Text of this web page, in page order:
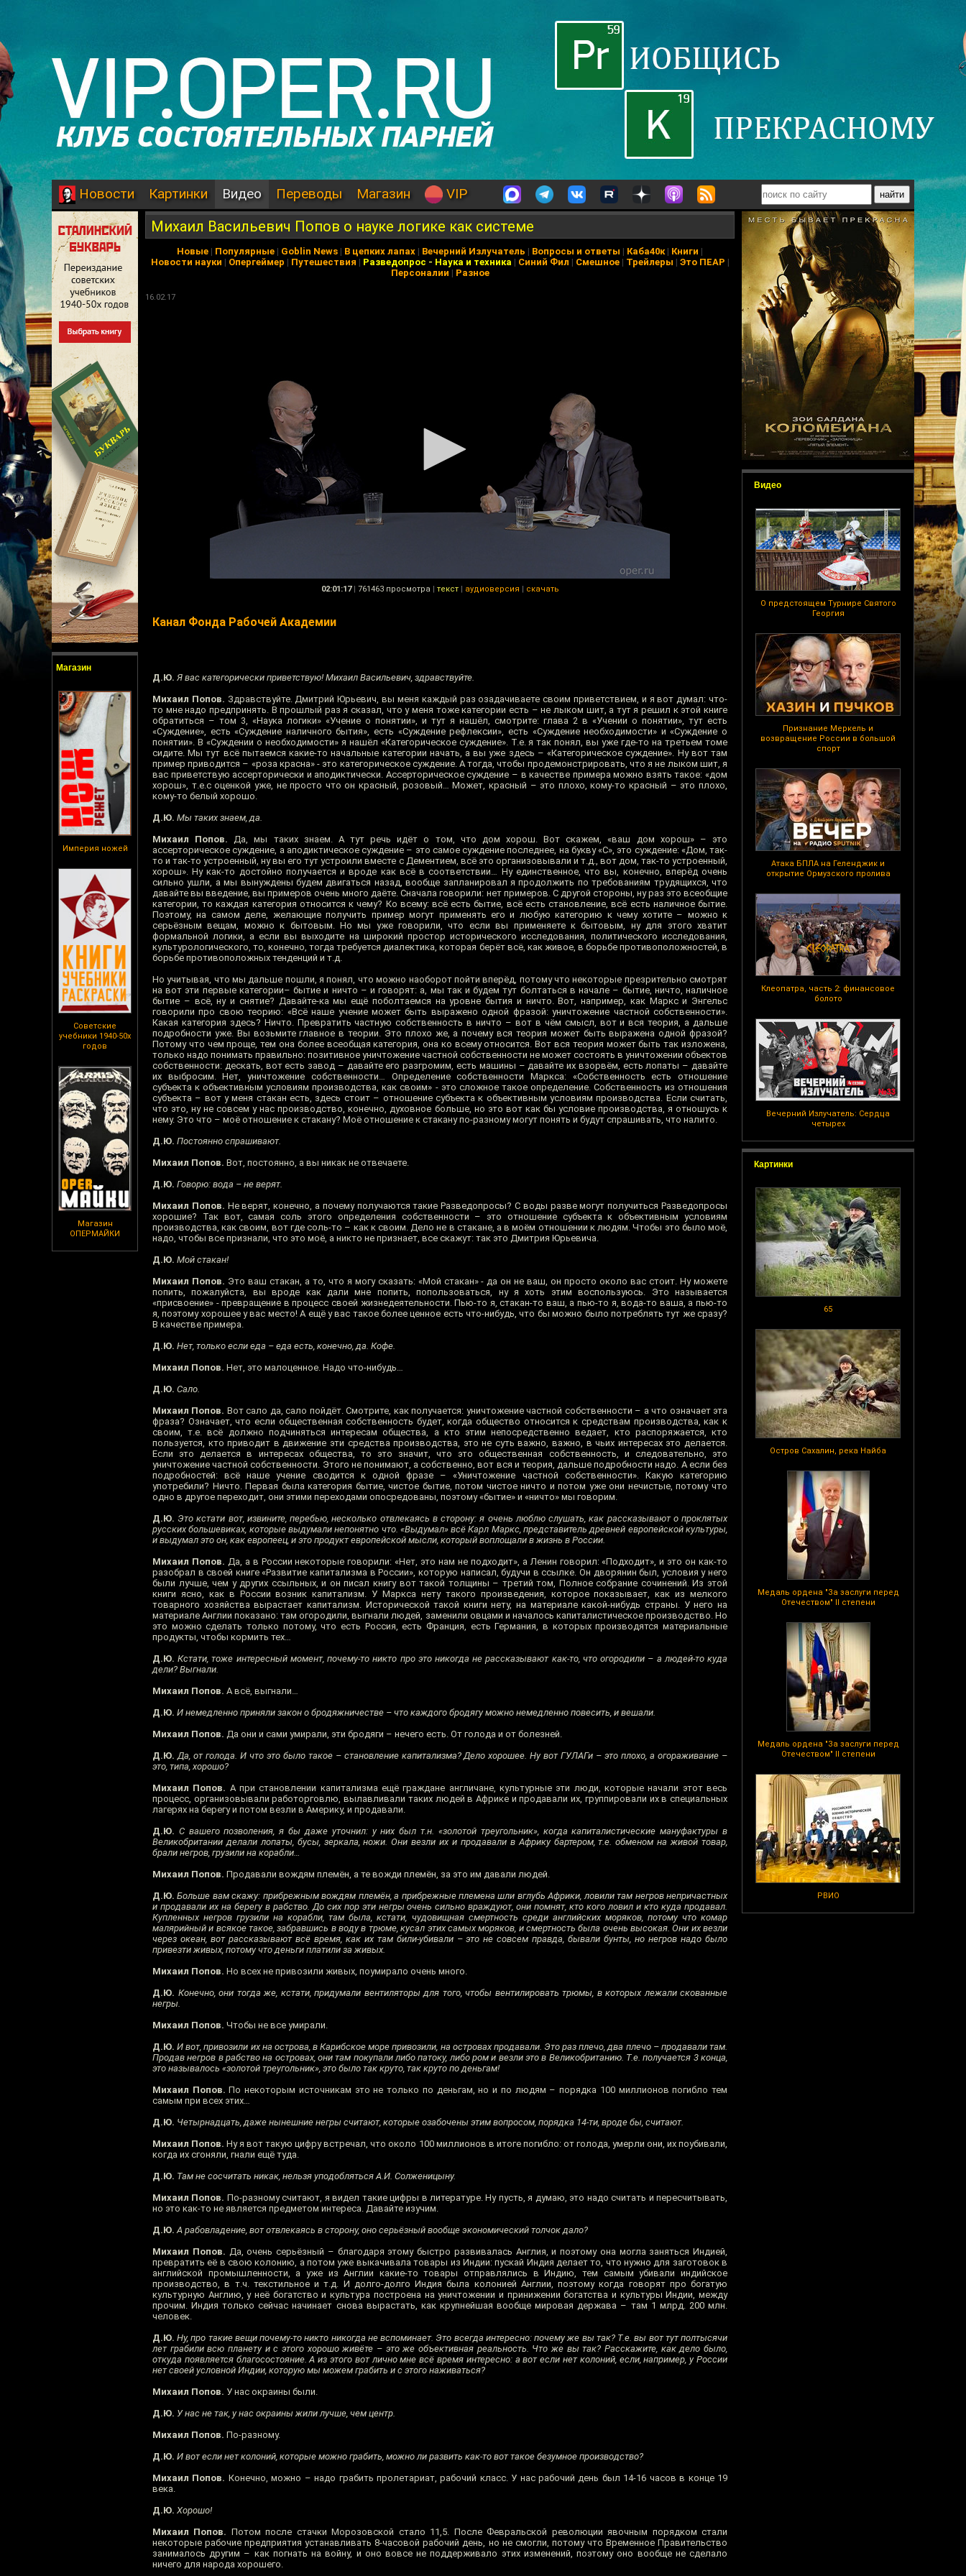
Новости Картинки Видео Переводы Магазин VIP
Магазин
Империя ножей
Советские
учебники 1940-50х
годов
Магазин
ОПЕРМАЙКИ
Видео
О предстоящем Турнире Святого
Георгия
Признание Меркель и
возвращение России в большой
спорт
Атака БПЛА на Геленджик и
открытие Ормузского пролива
Клеопатра, часть 2: финансовое
болото
Вечерний Излучатель: Сердца
четырех
Картинки
65
Остров Сахалин, река Найба
Медаль ордена "За заслуги перед
Отечеством" II степени
Медаль ордена "За заслуги перед
Отечеством" II степени
РВИО
Михаил Васильевич Попов о науке логике как системе
Новые | Популярные | Goblin News | В цепких лапах | Вечерний Излучатель | Вопросы и ответы | Каба40к| Книги |
Новости науки | Опергеймер | Путешествия | Разведопрос - Наука и техника | Синий Фил | Смешное| Трейлеры | Это ПЕАР |
Персоналии | Разное
16.02.17
02:01:17 | 761463 просмотра | текст | аудиоверсия | скачать
Канал Фонда Рабочей Академии
Д.Ю. Я вас категорически приветствую! Михаил Васильевич, здравствуйте.
Михаил Попов. Здравствуйте. Дмитрий Юрьевич, вы меня каждый раз озадачиваете своим приветствием, и я вот думал: что-
то мне надо предпринять. В прошлый раз я сказал, что у меня тоже категории есть – не лыком шит, а тут я решил к этой книге
обратиться – том 3, «Наука логики» «Учение о понятии», и тут я нашёл, смотрите: глава 2 в «Учении о понятии», тут есть
«Суждение», есть «Суждение наличного бытия», есть «Суждение рефлексии», есть «Суждение необходимости» и «Суждение о
понятии». В «Суждении о необходимости» я нашёл «Категорическое суждение». Т.е. я так понял, вы уже где-то на третьем томе
сидите. Мы тут всё пытаемся какие-то начальные категории начать, а вы уже здесь – «Категорическое суждение». Ну вот там
пример приводится – «роза красна» - это категорическое суждение. А тогда, чтобы продемонстрировать, что я не лыком шит, я
вас приветствую ассерторически и аподиктически. Ассерторическое суждение – в качестве примера можно взять такое: «дом
хорош», т.е.с оценкой уже, не просто что он красный, розовый… Может, красный – это плохо, кому-то красный – это плохо,
кому-то белый хорошо.
Д.Ю. Мы таких знаем, да.
Михаил Попов. Да, мы таких знаем. А тут речь идёт о том, что дом хорош. Вот скажем, «ваш дом хорош» – это
ассерторическое суждение, а аподиктическое суждение – это самое суждение последнее, на букву «С», это суждение: «Дом, так-
то и так-то устроенный, ну вы его тут устроили вместе с Дементием, всё это организовывали и т.д., вот дом, так-то устроенный,
хорош». Ну как-то достойно получается и вроде как всё в соответствии… Ну единственное, что вы, конечно, вперёд очень
сильно ушли, а мы вынуждены будем двигаться назад, вообще запланировал я продолжить по требованиям трудящихся, что
давайте вы введение, вы примеров очень много даёте. Сначала говорили: нет примеров. С другой стороны, ну раз это всеобщие
категории, то каждая категория относится к чему? Ко всему: всё есть бытие, всё есть становление, всё есть наличное бытие.
Поэтому, на самом деле, желающие получить пример могут применять его и любую категорию к чему хотите – можно к
серьёзным вещам, можно к бытовым. Но мы уже говорили, что если вы применяете к бытовым, ну для этого хватит
формальной логики, а если вы выходите на широкий простор исторического исследования, политического исследования,
культурологического, то, конечно, тогда требуется диалектика, которая берёт всё, как живое, в борьбе противоположностей, в
борьбе противоположных тенденций и т.д.
Но учитывая, что мы дальше пошли, я понял, что можно наоборот пойти вперёд, потому что некоторые презрительно смотрят
на вот эти первые категории– бытие и ничто – и говорят: а, мы так и будем тут болтаться в начале – бытие, ничто, наличное
бытие – всё, ну и снятие? Давайте-ка мы ещё поболтаемся на уровне бытия и ничто. Вот, например, как Маркс и Энгельс
говорили про свою теорию: «Всё наше учение может быть выражено одной фразой: уничтожение частной собственности».
Какая категория здесь? Ничто. Превратить частную собственность в ничто – вот в чём смысл, вот и вся теория, а дальше
подробности уже. Вы возьмите главное в теории. Это плохо же, а почему вся теория может быть выражена одной фразой?
Потому что чем проще, тем она более всеобщая категория, она ко всему относится. Вот вся теория может быть так изложена,
только надо понимать правильно: позитивное уничтожение частной собственности не может состоять в уничтожении объектов
собственности: дескать, вот есть завод – давайте его разгромим, есть машины – давайте их взорвём, есть лопаты – давайте
их выбросим. Нет, уничтожение собственности… Определение собственности Маркса: «Собственность есть отношение
субъекта к объективным условиям производства, как своим» - это сложное такое определение. Собственность из отношения
субъекта – вот у меня стакан есть, здесь стоит – отношение субъекта к объективным условиям производства. Если считать,
что это, ну не совсем у нас производство, конечно, духовное больше, но это вот как бы условие производства, я отношусь к
нему. Это что – моё отношение к стакану? Моё отношение к стакану по-разному могут понять и будут спрашивать, что налито.
Д.Ю. Постоянно спрашивают.
Михаил Попов. Вот, постоянно, а вы никак не отвечаете.
Д.Ю. Говорю: вода – не верят.
Михаил Попов. Не верят, конечно, а почему получаются такие Разведопросы? С воды разве могут получиться Разведопросы
хорошие? Так вот, самая соль этого определения собственности – это отношение субъекта к объективным условиям
производства, как своим, вот где соль-то – как к своим. Дело не в стакане, а в моём отношении к людям. Чтобы это было моё,
надо, чтобы все признали, что это моё, а никто не признает, все скажут: так это Дмитрия Юрьевича.
Д.Ю. Мой стакан!
Михаил Попов. Это ваш стакан, а то, что я могу сказать: «Мой стакан» - да он не ваш, он просто около вас стоит. Ну можете
попить, пожалуйста, вы вроде как дали мне попить, попользоваться, ну я хоть этим воспользуюсь. Это называется
«присвоение» - превращение в процесс своей жизнедеятельности. Пью-то я, стакан-то ваш, а пью-то я, вода-то ваша, а пью-то
я, поэтому хорошее у вас место! А ещё у вас такое более ценное есть что-нибудь, что бы можно было потреблять тут же сразу?
В качестве примера.
Д.Ю. Нет, только если еда – еда есть, конечно, да. Кофе.
Михаил Попов. Нет, это малоценное. Надо что-нибудь…
Д.Ю. Сало.
Михаил Попов. Вот сало да, сало пойдёт. Смотрите, как получается: уничтожение частной собственности – а что означает эта
фраза? Означает, что если общественная собственность будет, когда общество относится к средствам производства, как к
своим, т.е. всё должно подчиняться интересам общества, а кто этим непосредственно ведает, кто распоряжается, кто
пользуется, кто приводит в движение эти средства производства, это не суть важно, важно, в чьих интересах это делается.
Если это делается в интересах общества, то это значит, что это общественная собственность, и следовательно, это
уничтожение частной собственности. Этого не понимают, а собственно, вот вся и теория, дальше подробности надо. А если без
подробностей: всё наше учение сводится к одной фразе – «Уничтожение частной собственности». Какую категорию
употребили? Ничто. Первая была категория бытие, чистое бытие, потом чистое ничто и потом уже они нечистые, потому что
одно в другое переходит, они этими переходами опосредованы, поэтому «бытие» и «ничто» мы говорим.
Д.Ю. Это кстати вот, извините, перебью, несколько отвлекаясь в сторону: я очень люблю слушать, как рассказывают о проклятых
русских большевиках, которые выдумали непонятно что. «Выдумал» всё Карл Маркс, представитель древней европейской культуры,
и выдумал это он, как европеец, и это продукт европейской мысли, который воплощали в жизнь в России.
Михаил Попов. Да, а в России некоторые говорили: «Нет, это нам не подходит», а Ленин говорил: «Подходит», и это он как-то
разобрал в своей книге «Развитие капитализма в России», которую написал, будучи в ссылке. Он дворянин был, условия у него
были лучше, чем у других ссыльных, и он писал книгу вот такой толщины – третий том, Полное собрание сочинений. Из этой
книги ясно, как в России возник капитализм. У Маркса нету такого произведения, которое показывает, как из мелкого
товарного хозяйства вырастает капитализм. Исторической такой книги нету, на материале какой-нибудь страны. У него на
материале Англии показано: там огородили, выгнали людей, заменили овцами и началось капиталистическое производство. Но
это можно сделать только потому, что есть Россия, есть Франция, есть Германия, в которых производятся материальные
продукты, чтобы кормить тех…
Д.Ю. Кстати, тоже интересный момент, почему-то никто про это никогда не рассказывают как-то, что огородили – а людей-то куда
дели? Выгнали.
Михаил Попов. А всё, выгнали…
Д.Ю. И немедленно приняли закон о бродяжничестве – что каждого бродягу можно немедленно повесить, и вешали.
Михаил Попов. Да они и сами умирали, эти бродяги – нечего есть. От голода и от болезней.
Д.Ю. Да, от голода. И что это было такое – становление капитализма? Дело хорошее. Ну вот ГУЛАГи – это плохо, а огораживание –
это, типа, хорошо?
Михаил Попов. А при становлении капитализма ещё граждане англичане, культурные эти люди, которые начали этот весь
процесс, организовывали работорговлю, вылавливали таких людей в Африке и продавали их, группировали их в специальных
лагерях на берегу и потом везли в Америку, и продавали.
Д.Ю. С вашего позволения, я бы даже уточнил: у них был т.н. «золотой треугольник», когда капиталистические мануфактуры в
Великобритании делали лопаты, бусы, зеркала, ножи. Они везли их и продавали в Африку бартером, т.е. обменом на живой товар,
брали негров, грузили на корабли…
Михаил Попов. Продавали вождям племён, а те вожди племён, за это им давали людей.
Д.Ю. Больше вам скажу: прибрежным вождям племён, а прибрежные племена шли вглубь Африки, ловили там негров непричастных
и продавали их на берегу в рабство. До сих пор эти негры очень сильно враждуют, они помнят, кто кого ловил и кто куда продавал.
Купленных негров грузили на корабли, там была, кстати, чудовищная смертность среди английских моряков, потому что комар
малярийный и всякое такое, забравшись в воду в трюме, кусал этих самых моряков, и смертность была очень высокая. Они их везли
через океан, вот рассказывают всё время, как их там били-убивали – это не совсем правда, бывали бунты, но негров надо было
привезти живых, потому что деньги платили за живых.
Михаил Попов. Но всех не привозили живых, поумирало очень много.
Д.Ю. Конечно, они тогда же, кстати, придумали вентиляторы для того, чтобы вентилировать трюмы, в которых лежали скованные
негры.
Михаил Попов. Чтобы не все умирали.
Д.Ю. И вот, привозили их на острова, в Карибское море привозили, на островах продавали. Это раз плечо, два плечо – продавали там.
Продав негров в рабство на островах, они там покупали либо патоку, либо ром и везли это в Великобританию. Т.е. получается 3 конца,
это называлось «золотой треугольник», это было так круто, так круто по деньгам!
Михаил Попов. По некоторым источникам это не только по деньгам, но и по людям – порядка 100 миллионов погибло тем
самым при всех этих…
Д.Ю. Четырнадцать, даже нынешние негры считают, которые озабочены этим вопросом, порядка 14-ти, вроде бы, считают.
Михаил Попов. Ну я вот такую цифру встречал, что около 100 миллионов в итоге погибло: от голода, умерли они, их поубивали,
когда их сгоняли, гнали ещё туда.
Д.Ю. Там не сосчитать никак, нельзя уподобляться А.И. Солженицыну.
Михаил Попов. По-разному считают, я видел такие цифры в литературе. Ну пусть, я думаю, это надо считать и пересчитывать,
но это как-то не является предметом интереса. Давайте изучим.
Д.Ю. А рабовладение, вот отвлекаясь в сторону, оно серьёзный вообще экономический толчок дало?
Михаил Попов. Да, очень серьёзный – благодаря этому быстро развивалась Англия, и поэтому она могла заняться Индией,
превратить её в свою колонию, а потом уже выкачивала товары из Индии: пускай Индия делает то, что нужно для заготовок в
английской промышленности, а уже из Англии какие-то товары отправлялись в Индию, тем самым убивали индийское
производство, в т.ч. текстильное и т.д. И долго-долго Индия была колонией Англии, поэтому когда говорят про богатую
культурную Англию, у неё богатство и культура построена на уничтожении и принижении богатства и культуры Индии, между
прочим. Индия только сейчас начинает снова вырастать, как крупнейшая вообще мировая держава – там 1 млрд. 200 млн.
человек.
Д.Ю. Ну, про такие вещи почему-то никто никогда не вспоминает. Это всегда интересно: почему же вы так? Т.е. вы вот тут полтысячи
лет грабили всю планету и с этого хорошо живёте – это же объективная реальность. Что же вы так? Расскажите, как дело было,
откуда появляется благосостояние. А из этого вот лично мне всё время интересно: а вот если нет колоний, если, например, у России
нет своей условной Индии, которую мы можем грабить и с этого наживаться?
Михаил Попов. У нас окраины были.
Д.Ю. У нас не так, у нас окраины жили лучше, чем центр.
Михаил Попов. По-разному.
Д.Ю. И вот если нет колоний, которые можно грабить, можно ли развить как-то вот такое безумное производство?
Михаил Попов. Конечно, можно – надо грабить пролетариат, рабочий класс. У нас рабочий день был 14-16 часов в конце 19
века.
Д.Ю. Хорошо!
Михаил Попов. Потом после стачки Морозовской стало 11,5. После Февральской революции явочным порядком стали
некоторые рабочие предприятия устанавливать 8-часовой рабочий день, но не смогли, потому что Временное Правительство
занималось другим – как погнать на войну, и оно вовсе не поддерживало этих изменений, поэтому оно вообще не сделало
ничего для народа хорошего.